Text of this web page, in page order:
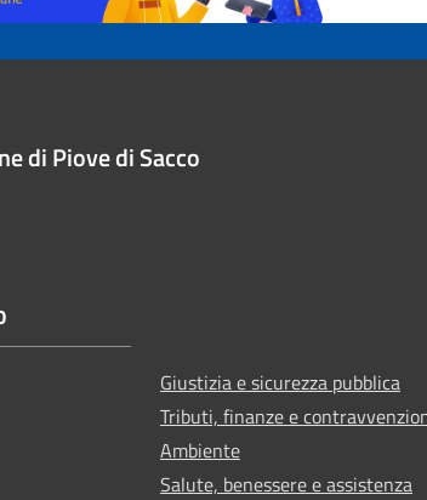
di Piove di Sacco
Giustizia e sicurezza pubblica
Tributi, finanze e
Ambiente
Salute, benessere e assistenza